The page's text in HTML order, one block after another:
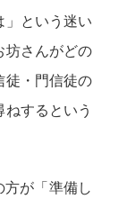
」という迷い
坊さんがどの
徒・門信徒の
するという
が「準備し